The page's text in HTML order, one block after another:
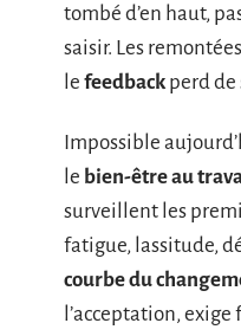
tombé d’en haut,
saisir. Les
le feedback perd de
Impossible
le bien-être au
surveillent les
fatigue, lassitude,
courbe du
l’acceptation,